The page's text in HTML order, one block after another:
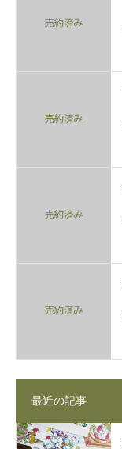
最近の記事